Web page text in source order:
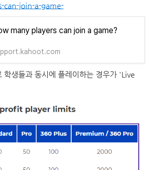
can-join-a-game-
many players can join a game?
학생들과 동시에 플레이하는 경우가 'Live